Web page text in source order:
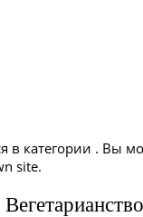
в категории . Вы
site.